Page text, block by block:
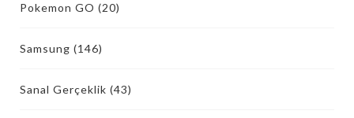
Pokemon GO (20)
Samsung (146)
Sanal Gerçeklik (43)